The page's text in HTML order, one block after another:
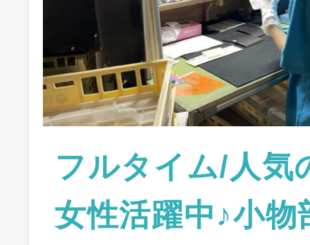
フルタイム/人気
女性活躍中♪小